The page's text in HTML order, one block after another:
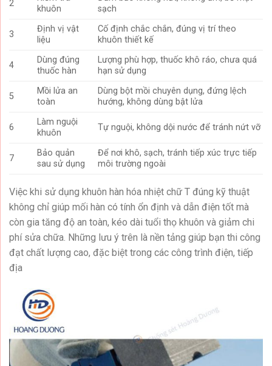
2
khuôn
sạch
3
Định vị vật
liệu
Cố định chắc chắn, đúng vị trí theo
khuôn thiết kế
4
Dùng đúng
thuốc hàn
Lượng phù hợp, thuốc khô ráo, chưa quá
hạn sử dụng
5
Mồi lửa an
toàn
Dùng bột mồi chuyên dụng, đứng lệch
hướng, không dùng bật lửa
6
Làm nguội
khuôn
Tự nguội, không dội nước để tránh nứt vỡ
7
Bảo quản
sau sử dụng
Để nơi khô, sạch, tránh tiếp xúc trực tiếp
môi trường ngoài
Việc khi sử dụng khuôn hàn hóa nhiệt chữ T đúng kỹ thuật
không chỉ giúp mối hàn có tính ổn định và dẫn điện tốt mà
còn gia tăng độ an toàn, kéo dài tuổi thọ khuôn và giảm chi
phí sửa chữa. Những lưu ý trên là nền tảng giúp bạn thi công
đạt chất lượng cao, đặc biệt trong các công trình điện, tiếp
địa